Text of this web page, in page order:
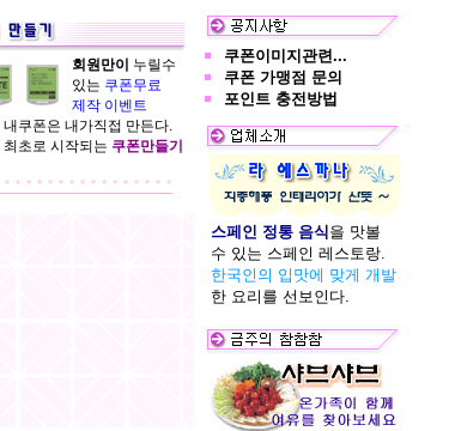
회원만이 누릴수
있는 쿠폰무료
제작 이벤트
내쿠폰은 내가직접 만든다.
최초로 시작되는 쿠폰만들기
쿠폰이미지관련...
쿠폰 가맹점 문의
포인트 충전방법
스페인 정통 음식을 맛볼
수 있는 스페인 레스토랑.
한국인의 입맛에 맞게 개발
한 요리를 선보인다.